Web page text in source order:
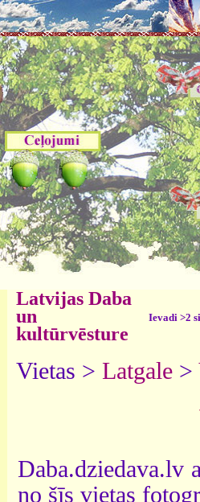
Latvijas Daba
un
kultūrvēsture
Ievadi >2
Vietas > Latgale >
Daba.dziedava.lv
no šīs vietas